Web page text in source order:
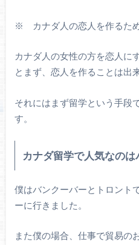
※ カナダ人の恋人を作るた
カナダ人の女性の方を恋人に
とまず、恋人を作ることは出
それにはまず留学という手段
す。
カナダ留学で人気なの
僕はバンクーバーとトロント
ーに行きました。
また僕の場合、仕事で貿易の